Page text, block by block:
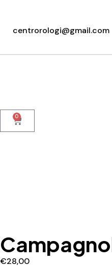
centrorologi@gmail.com
0
€28,00